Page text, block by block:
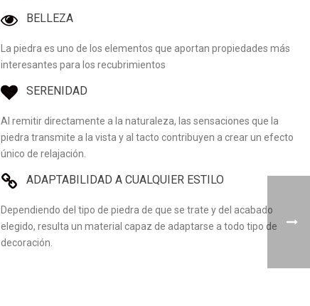
BELLEZA
La piedra es uno de los elementos que aportan propiedades más
interesantes para los recubrimientos
SERENIDAD
Al remitir directamente a la naturaleza, las sensaciones que la
piedra transmite a la vista y al tacto contribuyen a crear un efecto
único de relajación.
ADAPTABILIDAD A CUALQUIER ESTILO
Dependiendo del tipo de piedra de que se trate y del acabado
elegido, resulta un material capaz de adaptarse a todo tipo de
decoración.